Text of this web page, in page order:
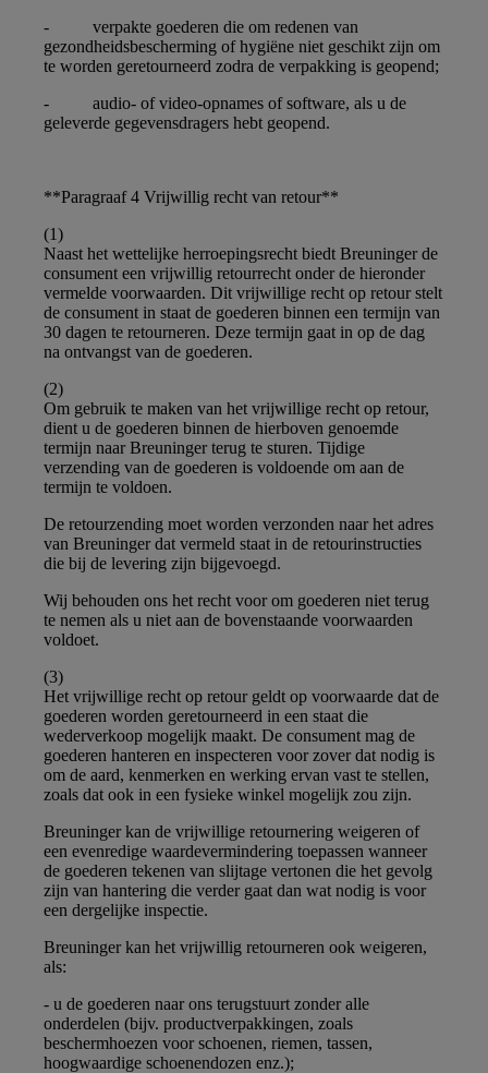
- verpakte goederen die om redenen van
gezondheidsbescherming of hygiëne niet geschikt zijn om
te worden geretourneerd zodra de verpakking is geopend;
- audio- of video-opnames of software, als u de
geleverde gegevensdragers hebt geopend.
**Paragraaf 4 Vrijwillig recht van retour**
(1)
Naast het wettelijke herroepingsrecht biedt Breuninger de
consument een vrijwillig retourrecht onder de hieronder
vermelde voorwaarden. Dit vrijwillige recht op retour stelt
de consument in staat de goederen binnen een termijn van
30 dagen te retourneren. Deze termijn gaat in op de dag
na ontvangst van de goederen.
(2)
Om gebruik te maken van het vrijwillige recht op retour,
dient u de goederen binnen de hierboven genoemde
termijn naar Breuninger terug te sturen. Tijdige
verzending van de goederen is voldoende om aan de
termijn te voldoen.
De retourzending moet worden verzonden naar het adres
van Breuninger dat vermeld staat in de retourinstructies
die bij de levering zijn bijgevoegd.
Wij behouden ons het recht voor om goederen niet terug
te nemen als u niet aan de bovenstaande voorwaarden
voldoet.
(3)
Het vrijwillige recht op retour geldt op voorwaarde dat de
goederen worden geretourneerd in een staat die
wederverkoop mogelijk maakt. De consument mag de
goederen hanteren en inspecteren voor zover dat nodig is
om de aard, kenmerken en werking ervan vast te stellen,
zoals dat ook in een fysieke winkel mogelijk zou zijn.
Breuninger kan de vrijwillige retournering weigeren of
een evenredige waardevermindering toepassen wanneer
de goederen tekenen van slijtage vertonen die het gevolg
zijn van hantering die verder gaat dan wat nodig is voor
een dergelijke inspectie.
Breuninger kan het vrijwillig retourneren ook weigeren,
als:
- u de goederen naar ons terugstuurt zonder alle
onderdelen (bijv. productverpakkingen, zoals
beschermhoezen voor schoenen, riemen, tassen,
hoogwaardige schoenendozen enz.);